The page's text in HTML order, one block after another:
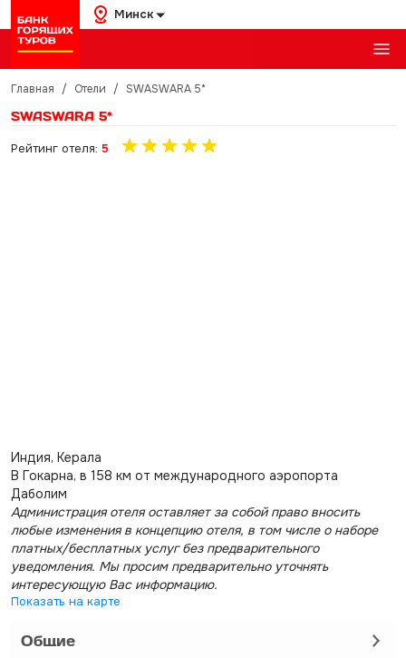
Минск
Главная / Отели / SWASWARA 5*
SWASWARA 5*
Рейтинг отеля: 5
Индия, Керала
В Гокарна, в 158 км от международного аэропорта
Даболим
Администрация отеля оставляет за собой право вносить
любые изменения в концепцию отеля, в том числе о наборе
платных/бесплатных услуг без предварительного
уведомления. Мы просим предварительно уточнять
интересующую Вас информацию.
Показать на карте
Общие